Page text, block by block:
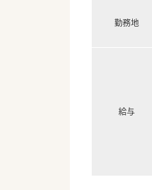
勤務地
給与